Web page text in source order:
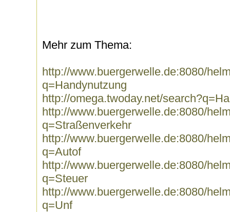
Mehr zum Thema:
http://www.buergerwelle.de:8080/
q=Handynutzung
http://omega.twoday.net/
http://www.buergerwelle.de:8080/
q=Straßenverkehr
http://www.buergerwelle.de:8080/
q=Autof
http://www.buergerwelle.de:8080/
q=Steuer
http://www.buergerwelle.de:8080/
q=Unf